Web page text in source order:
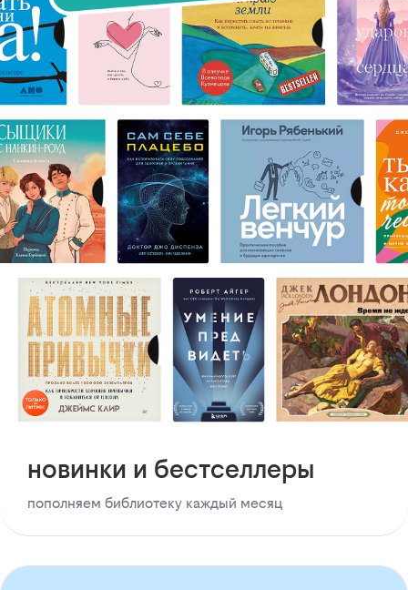
новинки и бестселлеры
пополняем библиотеку каждый месяц